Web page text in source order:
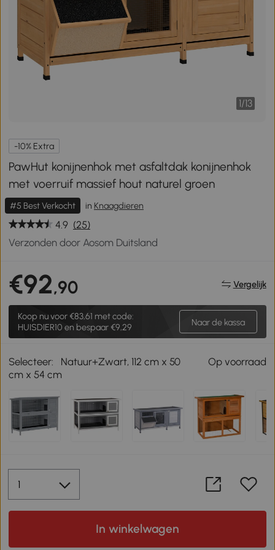
1/13
-10% Extra
PawHut konijnenhok met asfaltdak konijnenhok
met voerruif massief hout naturel groen
#5 Best Verkocht in Knaagdieren
4.9 (25)
Verzonden door Aosom Duitsland
€92,90 Vergelijk
Koop nu voor €83,61 met code:
HUISDIER10 en bespaar €9,29
Naar de kassa
Selecteer:
Natuur+Zwart, 112 cm x 50
cm x 54 cm
Op voorraad
In winkelwagen